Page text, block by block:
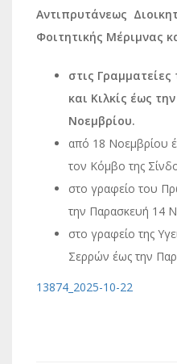
Αντιπρυτάνεως
Φοιτητικής Μέριμνας
στις
και Κιλκίς έως
Νοεμβρίου.
από 18 Νοεμβρίου
τον Κόμβο της
στο γραφείο του
την Παρασκευή 14
στο γραφείο της
Σερρών έως την
13874_2025-10-22